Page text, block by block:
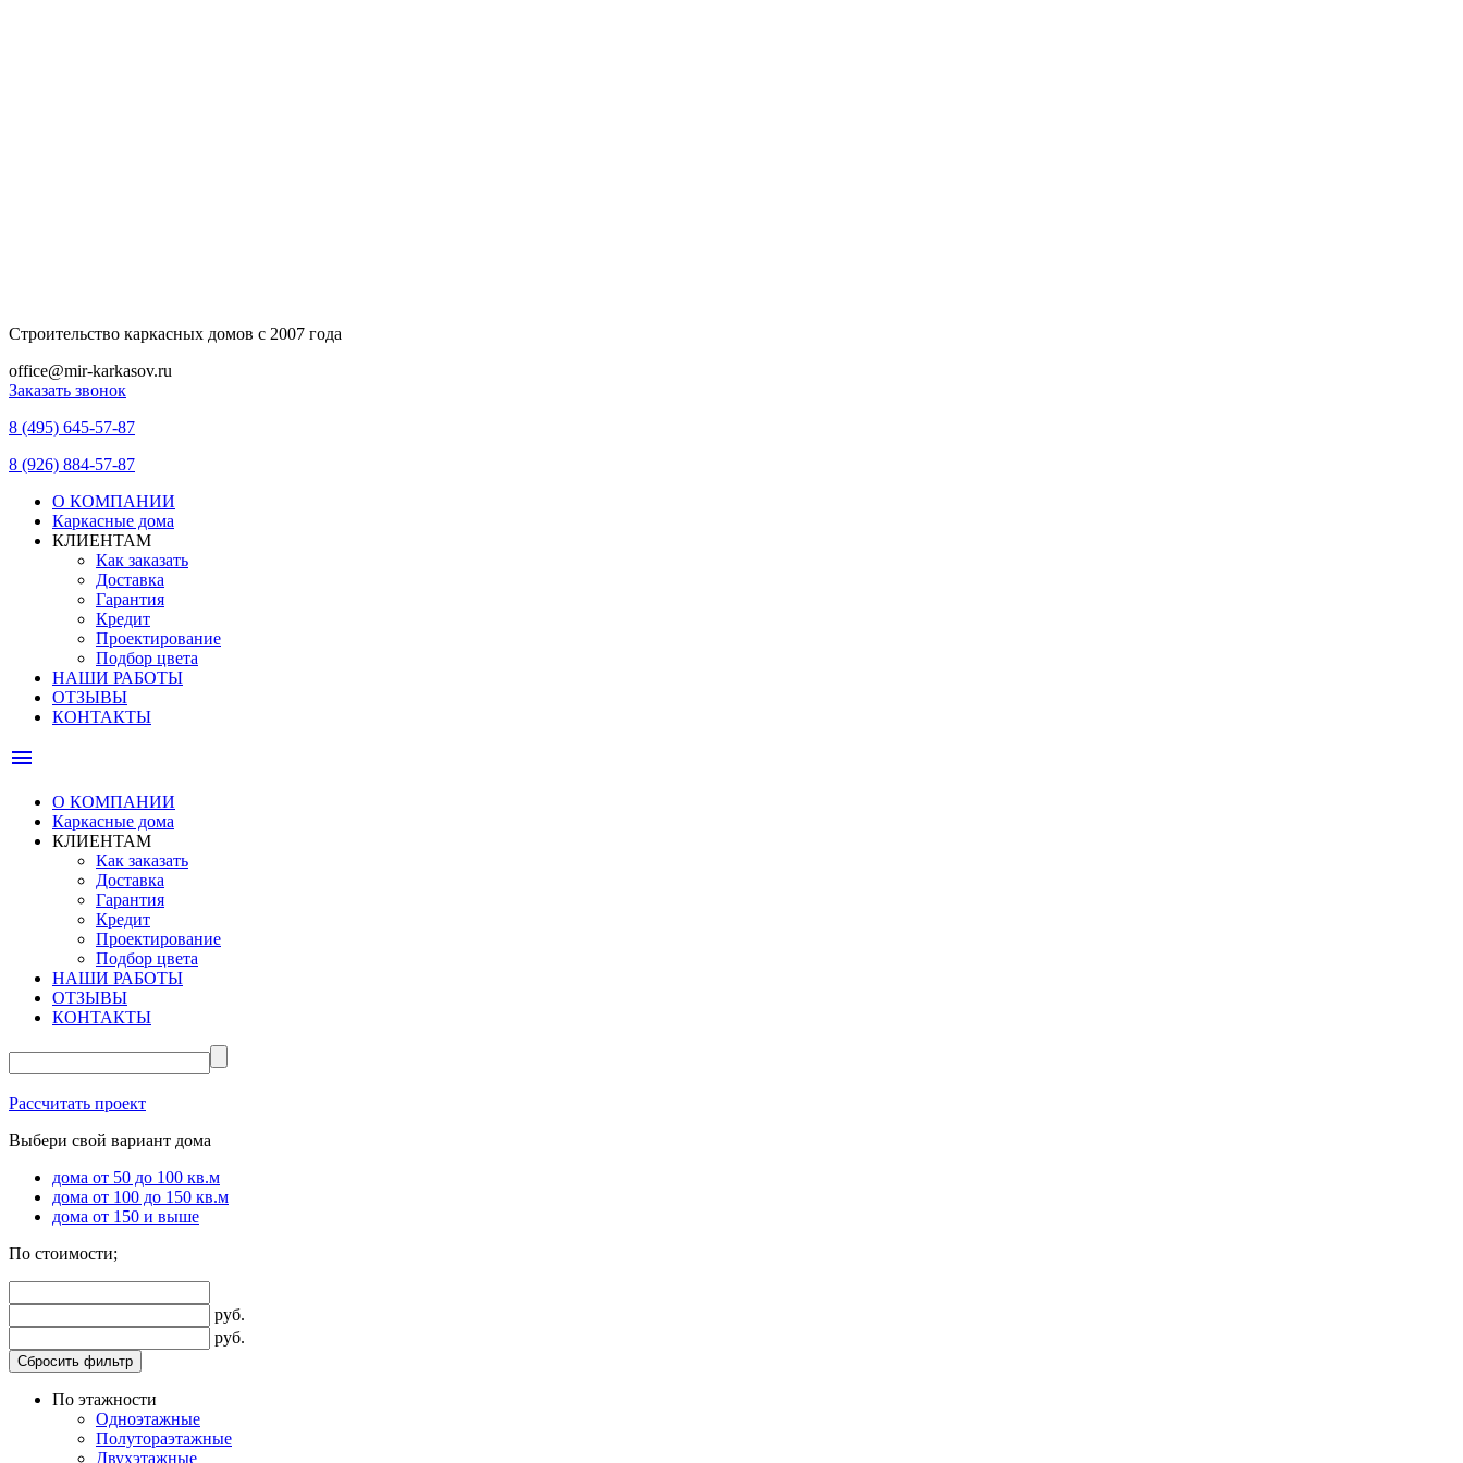
Строительство каркасных домов с 2007 года
office@mir-karkasov.ru
Заказать звонок
8 (495) 645-57-87
8 (926) 884-57-87
О КОМПАНИИ
Каркасные дома
КЛИЕНТАМ
Как заказать
Доставка
Гарантия
Кредит
Проектирование
Подбор цвета
НАШИ РАБОТЫ
ОТЗЫВЫ
КОНТАКТЫ
menu
О КОМПАНИИ
Каркасные дома
КЛИЕНТАМ
Как заказать
Доставка
Гарантия
Кредит
Проектирование
Подбор цвета
НАШИ РАБОТЫ
ОТЗЫВЫ
КОНТАКТЫ
Рассчитать проект
Выбери свой вариант дома
дома от 50 до 100 кв.м
дома от 100 до 150 кв.м
дома от 150 и выше
По стоимости;
руб.
руб.
Сбросить фильтр
По этажности
Одноэтажные
Полутораэтажные
Двухэтажные